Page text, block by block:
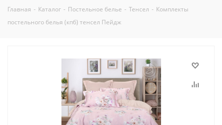
Главная - Каталог - Постельное белье - Тенсел - Комплекты
постельного белья (кпб) тенсел Пейдж